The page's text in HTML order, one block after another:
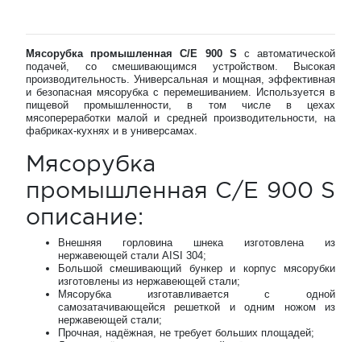
Мясорубка промышленная C/E 900 S с автоматической
подачей, со смешивающимся устройством. Высокая
производительность. Универсальная и мощная, эффективная
и безопасная мясорубка с перемешиванием. Используется в
пищевой промышленности, в том числе в цехах
мясопереработки малой и средней производительности, на
фабриках-кухнях и в универсамах.
Мясорубка
промышленная C/E 900 S
описание:
Внешняя горловина шнека изготовлена из
нержавеющей стали AISI 304;
Большой смешивающий бункер и корпус мясорубки
изготовлены из нержавеющей стали;
Мясорубка изготавливается с одной
самозатачивающейся решеткой и одним ножом из
нержавеющей стали;
Прочная, надёжная, не требует больших площадей;